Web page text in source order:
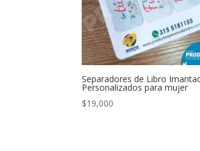
Separadores de Libro
Personalizados para mujer
$19,000